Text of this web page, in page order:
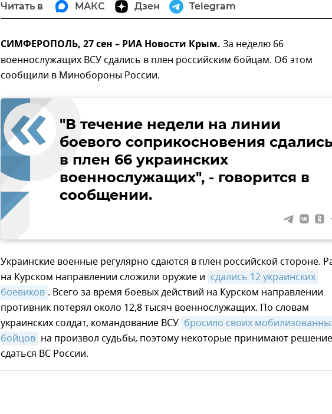
Читать в МАКС Дзен Telegram
СИМФЕРОПОЛЬ, 27 сен – РИА Новости Крым. За неделю 66
военнослужащих ВСУ сдались в плен российским бойцам. Об этом
сообщили в Минобороны России.
"В течение недели на линии
боевого соприкосновения
в плен 66 украинских
военнослужащих", - говорится в
сообщении.
Украинские военные регулярно сдаются в плен российской стороне.
на Курском направлении сложили оружие и сдались 12 украинских
боевиков . Всего за время боевых действий на Курском направлении
противник потерял около 12,8 тысяч военнослужащих. По словам
украинских солдат, командование ВСУ бросило своих
бойцов на произвол судьбы, поэтому некоторые принимают решение
сдаться ВС России.